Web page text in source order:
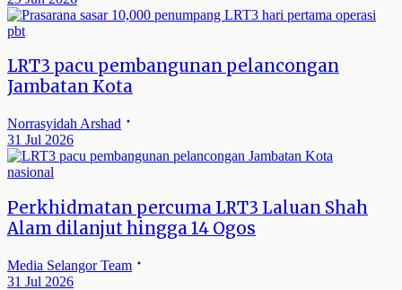
pbt
LRT3 pacu pembangunan pelancongan
Jambatan Kota
Norrasyidah Arshad
31 Jul 2026
nasional
Perkhidmatan percuma LRT3 Laluan Shah
Alam dilanjut hingga 14 Ogos
Media Selangor Team
31 Jul 2026